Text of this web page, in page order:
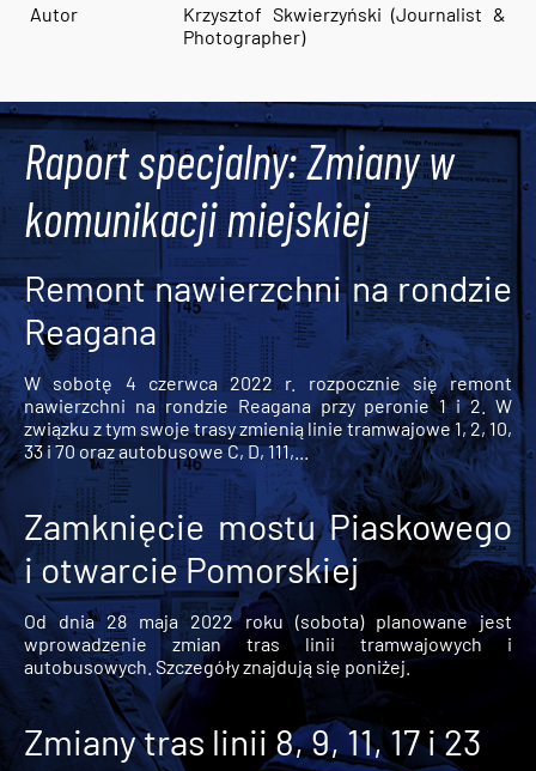
Autor
Krzysztof Skwierzyński (Journalist &
Photographer)
Raport specjalny: Zmiany w
komunikacji miejskiej
Remont nawierzchni na rondzie
Reagana
W sobotę 4 czerwca 2022 r. rozpocznie się remont
nawierzchni na rondzie Reagana przy peronie 1 i 2. W
związku z tym swoje trasy zmienią linie tramwajowe 1, 2, 10,
33 i 70 oraz autobusowe C, D, 111,...
Zamknięcie mostu Piaskowego
i otwarcie Pomorskiej
Od dnia 28 maja 2022 roku (sobota) planowane jest
wprowadzenie zmian tras linii tramwajowych i
autobusowych. Szczegóły znajdują się poniżej.
Zmiany tras linii 8, 9, 11, 17 i 23